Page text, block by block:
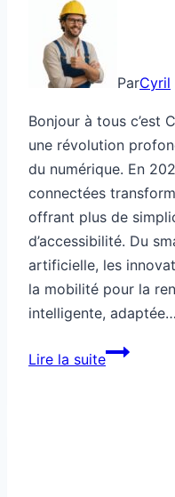
ParCyril
Bonjour à tous c’est
une révolution
du numérique. En
connectées
offrant plus de
d’accessibilité. Du
artificielle, les
la mobilité pour la
intelligente, adaptée…
Lire la suiteMobilité